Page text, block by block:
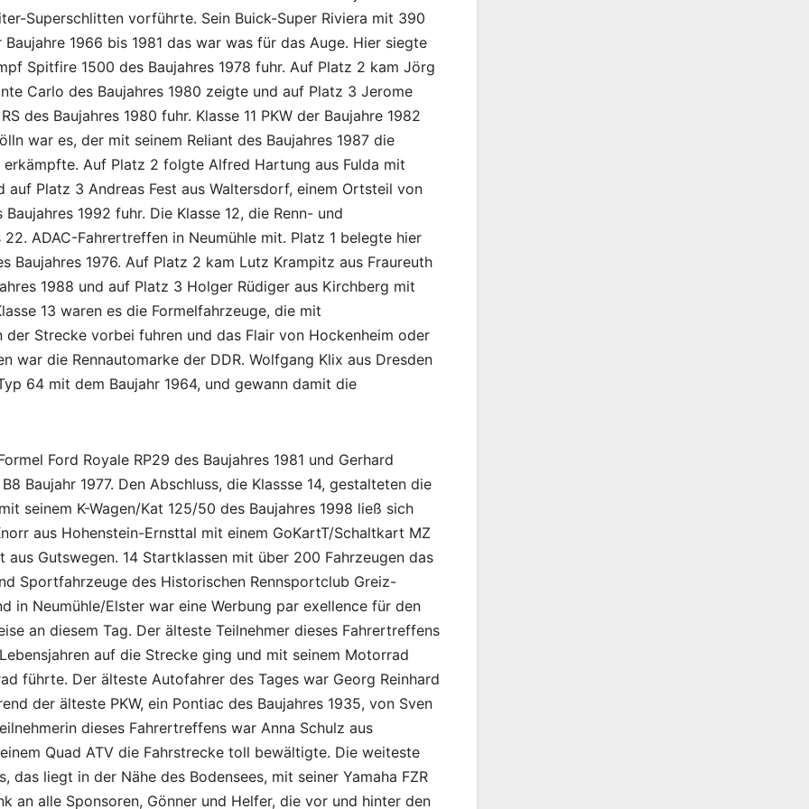
Superschlitten vorführte. Sein Buick-Super Riviera mit 390
1966 bis 1981 das war was für das Auge. Hier siegte
Spitfire 1500 des Baujahres 1978 fuhr. Auf Platz 2 kam Jörg
Carlo des Baujahres 1980 zeigte und auf Platz 3 Jerome
des Baujahres 1980 fuhr. Klasse 11 PKW der Baujahre 1982
war es, der mit seinem Reliant des Baujahres 1987 die
Auf Platz 2 folgte Alfred Hartung aus Fulda mit
auf Platz 3 Andreas Fest aus Waltersdorf, einem Ortsteil von
1992 fuhr. Die Klasse 12, die Renn- und
ADAC-Fahrertreffen in Neumühle mit. Platz 1 belegte hier
Baujahres 1976. Auf Platz 2 kam Lutz Krampitz aus Fraureuth
1988 und auf Platz 3 Holger Rüdiger aus Kirchberg mit
13 waren es die Formelfahrzeuge, die mit
der Strecke vorbei fuhren und das Flair von Hockenheim oder
war die Rennautomarke der DDR. Wolfgang Klix aus Dresden
64 mit dem Baujahr 1964, und gewann damit die
Ford Royale RP29 des Baujahres 1981 und Gerhard
Baujahr 1977. Den Abschluss, die Klassse 14, gestalteten die
seinem K-Wagen/Kat 125/50 des Baujahres 1998 ließ sich
aus Hohenstein-Ernsttal mit einem GoKartT/Schaltkart MZ
Gutswegen. 14 Startklassen mit über 200 Fahrzeugen das
Sportfahrzeuge des Historischen Rennsportclub Greiz-
in Neumühle/Elster war eine Werbung par exellence für den
an diesem Tag. Der älteste Teilnehmer dieses Fahrertreffens
auf die Strecke ging und mit seinem Motorrad
führte. Der älteste Autofahrer des Tages war Georg Reinhard
der älteste PKW, ein Pontiac des Baujahres 1935, von Sven
dieses Fahrertreffens war Anna Schulz aus
Quad ATV die Fahrstrecke toll bewältigte. Die weiteste
liegt in der Nähe des Bodensees, mit seiner Yamaha FZR
an alle Sponsoren, Gönner und Helfer, die vor und hinter den